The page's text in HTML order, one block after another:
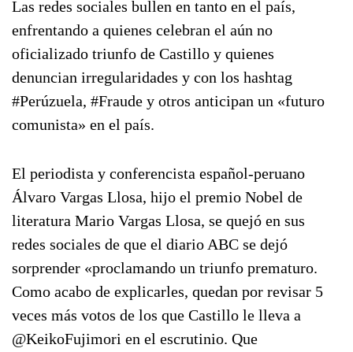
Las redes sociales bullen en tanto en el país,
enfrentando a quienes celebran el aún no
oficializado triunfo de Castillo y quienes
denuncian irregularidades y con los hashtag
#Perúzuela, #Fraude y otros anticipan un «futuro
comunista» en el país.
El periodista y conferencista español-peruano
Álvaro Vargas Llosa, hijo el premio Nobel de
literatura Mario Vargas Llosa, se quejó en sus
redes sociales de que el diario ABC se dejó
sorprender «proclamando un triunfo prematuro.
Como acabo de explicarles, quedan por revisar 5
veces más votos de los que Castillo le lleva a
⁦@KeikoFujimori ⁩en el escrutinio. Que